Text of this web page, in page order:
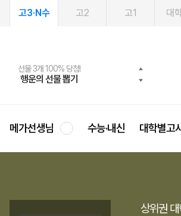
고3·N수 고2 고1 대
선물 3개 100% 당첨!
행운의 선물 뽑기
선물 100% 증정!
메가스터디 X 올리브
여름방학 스터디 캐시백
메가런 썸머스쿨
2027 러셀 단과
강사 공개선발
스마트러닝앱
설문 EVENT
메가패스
3일 무료 체험권
메가패스 수강생 무료혜택!
메가클럽 멤버십
사회공헌 캠페인
희망이룸 메가나눔
메가선생님 수능·내신 대학별고
상위권